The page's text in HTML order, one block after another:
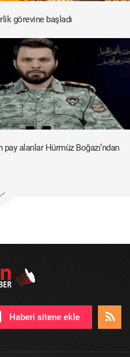
görevine başladı
pay alanlar Hürmüz Boğazı’ndan
Haberi sitene ekle